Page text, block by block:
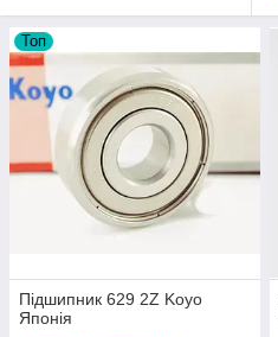
Топ
Підшипник 629 2Z Koyo
Японія